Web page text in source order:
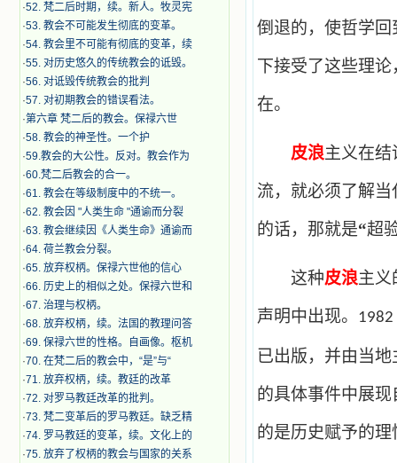
·52. 梵二后时期，续。新人。牧灵宪
·53. 教会不可能发生彻底的变革。
·54. 教会里不可能有彻底的变革，续
·55. 对历史悠久的传统教会的诋毁。
·56. 对诋毁传统教会的批判
·57. 对初期教会的错误看法。
·第六章 梵二后的教会。保禄六世
·​58. 教会的神圣性。一个护
·59.教会的大公性。反对。教会作为
·60.梵二后教会的合一。
·61. 教会在等级制度中的不统一。
·62. 教会因 "人类生命 "通谕而分裂
·63. 教会继续因《人类生命》通谕而
·64. 荷兰教会分裂。
·65. 放弃权柄。保禄六世他的信心
·66. 历史上的相似之处。保禄六世和
·67. 治理与权柄。
·68. 放弃权柄，续。法国的教理问答
·69. 保禄六世的性格。自画像。枢机
·70. 在梵二后的教会中，“是”与“
·71. 放弃权柄，续。教廷的改革
·72. 对罗马教廷改革的批判。
·73. 梵二变革后的罗马教廷。缺乏精
·74. 罗马教廷的变革，续。文化上的
·75. 放弃了权柄的教会与国家的关系
倒退的，使哲学
下接受了这些理
在。
皮浪主义在
流，就必须了解
的话，那就是“超
这种皮浪主义
声明中出现。 1982
已出版，并由当
的具体事件中展现
的是历史赋予的